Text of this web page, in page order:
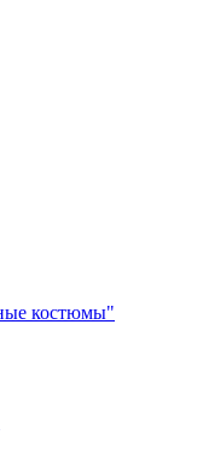
костюмы"